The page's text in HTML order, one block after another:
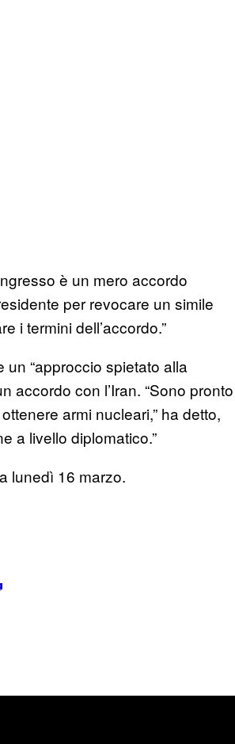
è un mero accordo
per revocare un simile
i termini dell’accordo.”
“approccio spietato alla
accordo con l’Iran. “Sono pronto
armi nucleari,” ha detto,
a livello diplomatico.”
lunedì 16 marzo.